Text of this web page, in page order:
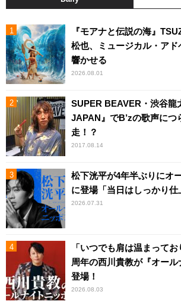
『モアナと伝説の海』
松也、ミュージカル・ア
響かせる
2026.08.01
SUPER BEAVER・渋谷龍
JAPAN』でB’zの歌声につ
走！？
2017.08.14
松下洸平が4年半ぶりにオ
に登場「当日はしっかり仕
2026.07.31
「いつでも肩は温まって
周年の西川貴教が『オー
登場！
2026.08.03